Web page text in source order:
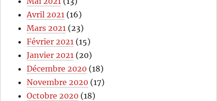
Avril 2021 (16)
Mars 2021 (23)
Février 2021 (15)
Janvier 2021 (20)
Décembre 2020 (18)
Novembre 2020 (17)
Octobre 2020 (18)